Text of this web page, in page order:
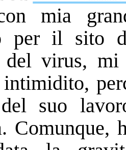
mia
per il sito
del virus,
suo
Comunque,